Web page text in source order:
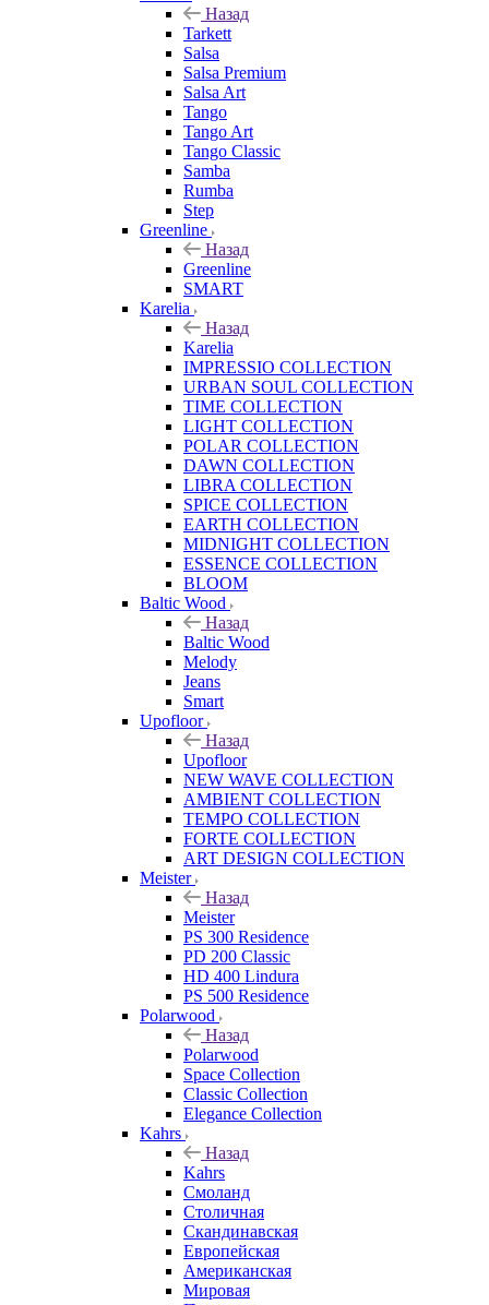
Назад
Tarkett
Salsa
Salsa Premium
Salsa Art
Tango
Tango Art
Tango Classic
Samba
Rumba
Step
Greenline
Назад
Greenline
SMART
Karelia
Назад
Karelia
IMPRESSIO COLLECTION
URBAN SOUL COLLECTION
TIME COLLECTION
LIGHT COLLECTION
POLAR COLLECTION
DAWN COLLECTION
LIBRA COLLECTION
SPICE COLLECTION
EARTH COLLECTION
MIDNIGHT COLLECTION
ESSENCE COLLECTION
BLOOM
Baltic Wood
Назад
Baltic Wood
Melody
Jeans
Smart
Upofloor
Назад
Upofloor
NEW WAVE COLLECTION
AMBIENT COLLECTION
TEMPO COLLECTION
FORTE COLLECTION
ART DESIGN COLLECTION
Meister
Назад
Meister
PS 300 Residence
PD 200 Classic
HD 400 Lindura
PS 500 Residence
Polarwood
Назад
Polarwood
Space Collection
Classic Collection
Elegance Collection
Kahrs
Назад
Kahrs
Смоланд
Столичная
Скандинавская
Европейская
Американская
Мировая